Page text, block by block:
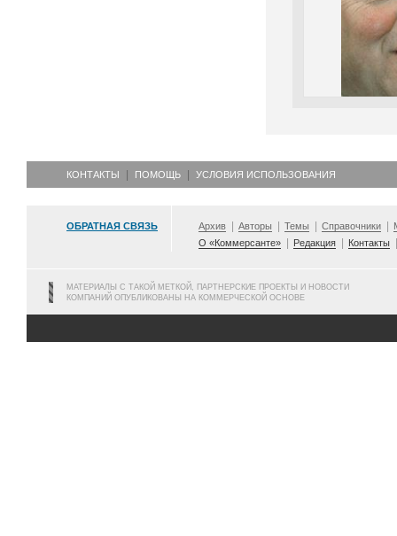
КОНТАКТЫ ПОМОЩЬ УСЛОВИЯ ИСПОЛЬЗОВАНИЯ
ОБРАТНАЯ СВЯЗЬ Архив Авторы Темы Справочники
О «Коммерсанте»
Редакция Контакты
МАТЕРИАЛЫ С ТАКОЙ МЕТКОЙ, ПАРТНЕРСКИЕ ПРОЕКТЫ И НОВОСТИ
КОМПАНИЙ ОПУБЛИКОВАНЫ НА КОММЕРЧЕСКОЙ ОСНОВЕ